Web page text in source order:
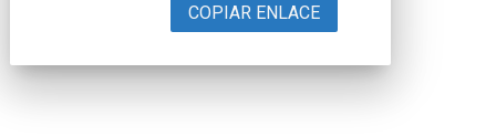
COPIAR ENLACE